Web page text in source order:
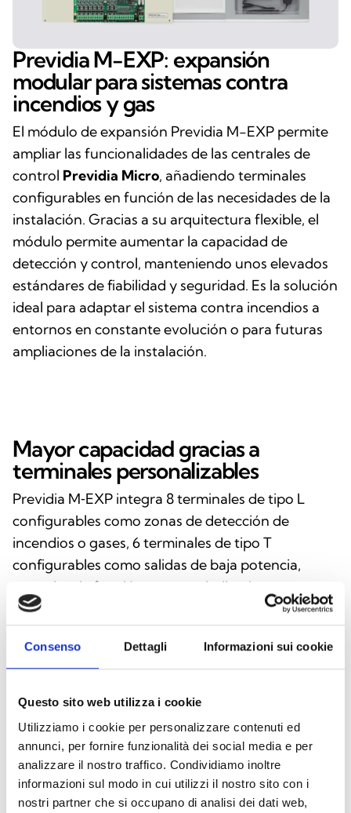
Consenso Dettagli Informazioni sui cookie
Questo sito web utilizza i cookie
Utilizziamo i cookie per personalizzare contenuti ed
annunci, per fornire funzionalità dei social media e per
analizzare il nostro traffico. Condividiamo inoltre
informazioni sul modo in cui utilizzi il nostro sito con i
nostri partner che si occupano di analisi dei dati web,
Previdia M-EXP: expansión
modular para sistemas contra
incendios y gas
El módulo de expansión Previdia M-EXP permite
ampliar las funcionalidades de las centrales de
control Previdia Micro, añadiendo terminales
configurables en función de las necesidades de la
instalación. Gracias a su arquitectura flexible, el
módulo permite aumentar la capacidad de
detección y control, manteniendo unos elevados
estándares de fiabilidad y seguridad. Es la solución
ideal para adaptar el sistema contra incendios a
entornos en constante evolución o para futuras
ampliaciones de la instalación.
Mayor capacidad gracias a
terminales personalizables
Previdia M‑EXP integra 8 terminales de tipo L
configurables como zonas de detección de
incendios o gases, 6 terminales de tipo T
configurables como salidas de baja potencia,
entradas de función o zonas dedicadas
exclusivamente a pulsadores de alarma, y 1
terminal de tipo E/S que puede funcionar como
salida de alta potencia o como entrada para
alarmas manuales. Esta versatilidad permite una
amplia personalización del sistema, adaptándose
a instalaciones complejas con necesidades
específicas de control y supervisión.